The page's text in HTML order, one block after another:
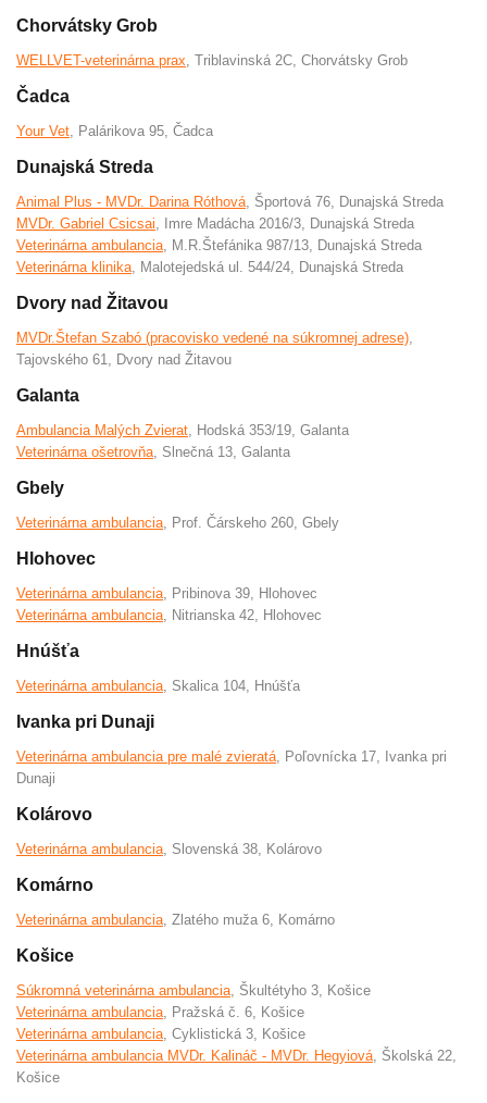
Chorvátsky Grob
WELLVET-veterinárna prax, Triblavinská 2C, Chorvátsky Grob
Čadca
Your Vet, Palárikova 95, Čadca
Dunajská Streda
Animal Plus - MVDr. Darina Róthová, Športová 76, Dunajská Streda
MVDr. Gabriel Csicsai, Imre Madácha 2016/3, Dunajská Streda
Veterinárna ambulancia, M.R.Štefánika 987/13, Dunajská Streda
Veterinárna klinika, Malotejedská ul. 544/24, Dunajská Streda
Dvory nad Žitavou
MVDr.Štefan Szabó (pracovisko vedené na súkromnej adrese),
Tajovského 61, Dvory nad Žitavou
Galanta
Ambulancia Malých Zvierat, Hodská 353/19, Galanta
Veterinárna ošetrovňa, Slnečná 13, Galanta
Gbely
Veterinárna ambulancia, Prof. Čárskeho 260, Gbely
Hlohovec
Veterinárna ambulancia, Pribinova 39, Hlohovec
Veterinárna ambulancia, Nitrianska 42, Hlohovec
Hnúšťa
Veterinárna ambulancia, Skalica 104, Hnúšťa
Ivanka pri Dunaji
Veterinárna ambulancia pre malé zvieratá, Poľovnícka 17, Ivanka pri
Dunaji
Kolárovo
Veterinárna ambulancia, Slovenská 38, Kolárovo
Komárno
Veterinárna ambulancia, Zlatého muža 6, Komárno
Košice
Súkromná veterinárna ambulancia, Škultétyho 3, Košice
Veterinárna ambulancia, Pražská č. 6, Košice
Veterinárna ambulancia, Cyklistická 3, Košice
Veterinárna ambulancia MVDr. Kalináč - MVDr. Hegyiová, Školská 22,
Košice